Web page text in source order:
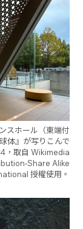
スホール（東端付
体』が写りこんで
，取自 Wikimedia
Share Alike
授權使用。